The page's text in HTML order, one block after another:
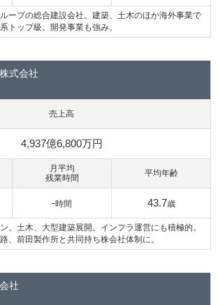
ループの総合建設会社。建築、土木のほか海外事業で
トップ級。開発事業も強み。
式会社
売上高
4,937億6,800万円
月平均
残業時間
-時間
平均年齢
43.7歳
。土木、大型建築展開。インフラ運営にも積極的。
、前田製作所と共同持ち株会社体制に。
社